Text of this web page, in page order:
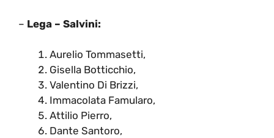
– Lega – Salvini:
Aurelio Tommasetti,
Gisella Botticchio,
Valentino Di Brizzi,
Immacolata Famularo,
Attilio Pierro,
Dante Santoro,